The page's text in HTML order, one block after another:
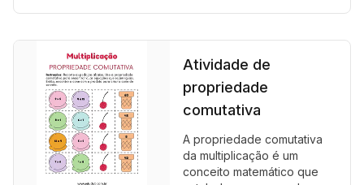
Atividade de
propriedade
comutativa
A propriedade comutativa
da multiplicação é um
conceito matemático que